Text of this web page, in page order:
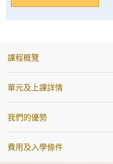
課程概覽
單元及上課詳情
我們的優勢
費用及入學條件